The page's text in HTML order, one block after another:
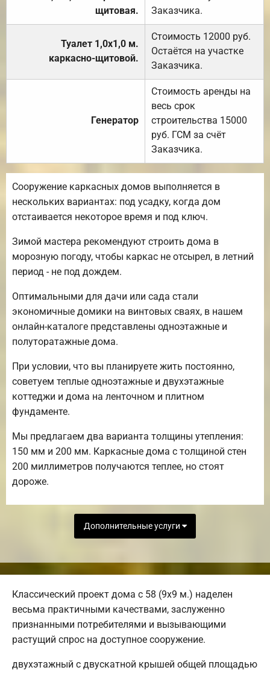
щитовая.
Заказчика.
Туалет 1,0х1,0 м.
каркасно-щитовой.
Стоимость 12000 руб.
Остаётся на участке
Заказчика.
Генератор
Стоимость аренды на
весь срок
строительства 15000
руб. ГСМ за счёт
Заказчика.
Сооружение каркасных домов выполняется в
нескольких вариантах: под усадку, когда дом
отстаивается некоторое время и под ключ.
Зимой мастера рекомендуют строить дома в
морозную погоду, чтобы каркас не отсырел, в летний
период - не под дождем.
Оптимальными для дачи или сада стали
экономичные домики на винтовых сваях, в нашем
онлайн-каталоге представлены одноэтажные и
полуторатажные дома.
При условии, что вы планируете жить постоянно,
советуем теплые одноэтажные и двухэтажные
коттеджи и дома на ленточном и плитном
фундаменте.
Мы предлагаем два варианта толщины утепления:
150 мм и 200 мм. Каркасные дома с толщиной стен
200 миллиметров получаются теплее, но стоят
дороже.
Дополнительные услуги
Классический проект дома с 58 (9х9 м.) наделен
весьма практичными качествами, заслуженно
признанными потребителями и вызывающими
растущий спрос на доступное сооружение.
двухэтажный с двускатной крышей общей площадью